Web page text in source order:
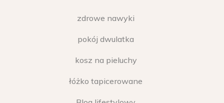
zdrowe nawyki
pokój dwulatka
kosz na pieluchy
łóżko tapicerowane